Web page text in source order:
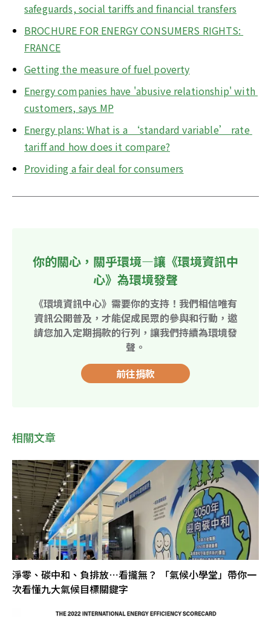
safeguards, social tariffs and financial transfers
BROCHURE FOR ENERGY CONSUMERS RIGHTS:
FRANCE
Getting the measure of fuel poverty
Energy companies have 'abusive relationship' with
customers, says MP
Energy plans: What is a ‘standard variable’ rate
tariff and how does it compare?
Providing a fair deal for consumers
你的關心，關乎環境—讓《環境資訊中
心》為環境發聲
《環境資訊中心》需要你的支持！我們相信唯有
資訊公開普及，才能促成民眾的參與和行動，邀
請您加入定期捐款的行列，讓我們持續為環境發
聲。
前往捐款
相關文章
淨零、碳中和、負排放⋯看攏無？ 「氣候小學堂」帶你一
次看懂九大氣候目標關鍵字